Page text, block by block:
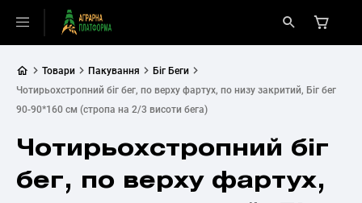
Товари Пакування
Біг Беги
Чотирьохстропний біг бег, по верху фартух, по низу закритий, Біг бег
90-90*160 см (стропа на 2/3 висоти бега)
Чотирьохстропний біг
бег, по верху фартух,